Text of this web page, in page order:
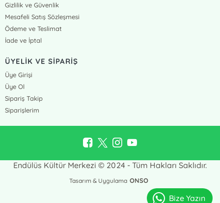
Gizlilik ve Güvenlik
Mesafeli Satış Sözleşmesi
Ödeme ve Teslimat
İade ve İptal
ÜYELİK VE SİPARİŞ
Üye Girişi
Üye Ol
Sipariş Takip
Siparişlerim
Endülüs Kültür Merkezi © 2024 - Tüm Hakları Saklıdır.
Tasarım & Uygulama ONSO
Bize Yazın